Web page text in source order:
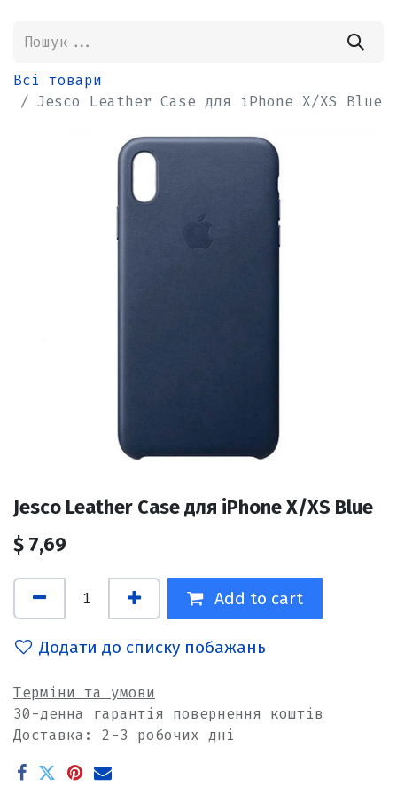
Всі товари
Jesco Leather Case для iPhone X/XS Blue
Jesco Leather Case для iPhone X/XS Blue
$ 7,69
Add to cart
Додати до списку побажань
Терміни та умови
30-денна гарантія повернення коштів
Доставка: 2-3 робочих дні